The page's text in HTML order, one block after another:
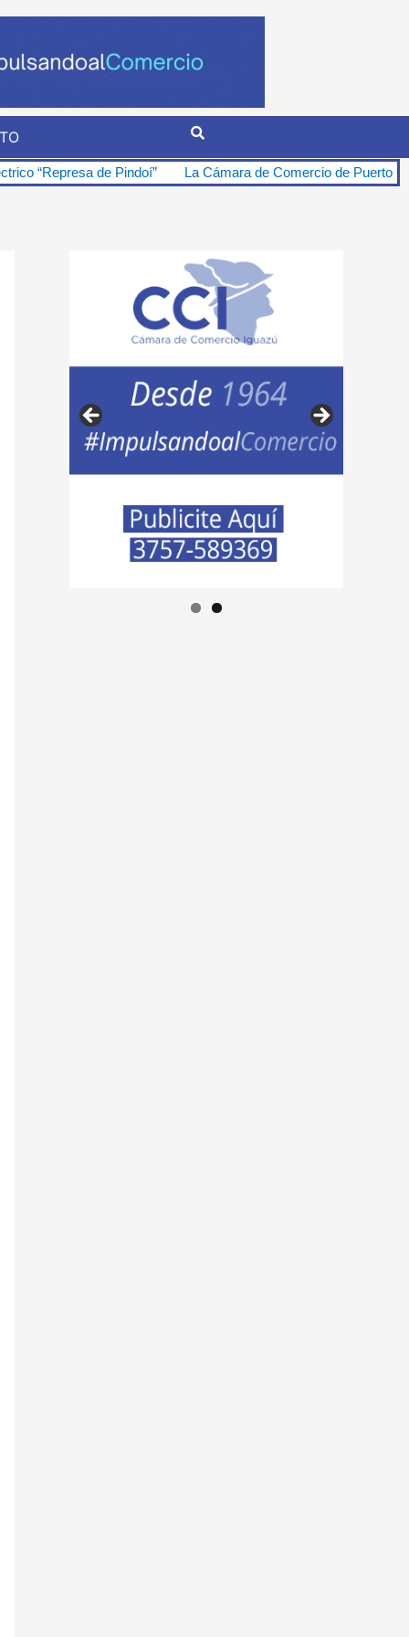
Pindoí” La Cámara de Comercio de Puerto Iguazú se opone